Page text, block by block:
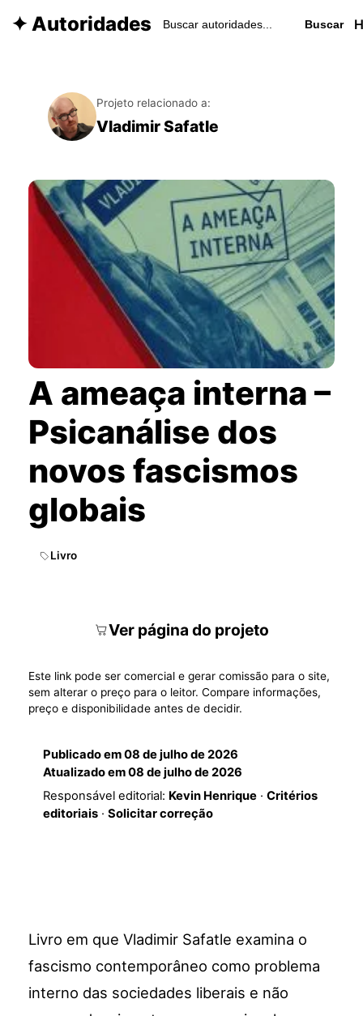
✦ Autoridades Buscar
Projeto relacionado a:
Vladimir Safatle
A ameaça interna –
Psicanálise dos
novos fascismos
globais
Livro
Ver página do projeto
Este link pode ser comercial e gerar comissão para o site,
sem alterar o preço para o leitor. Compare informações,
preço e disponibilidade antes de decidir.
Publicado em08 de julho de 2026
Atualizado em08 de julho de 2026
Responsável editorial: Kevin Henrique· Critérios
editoriais· Solicitar correção
Livro em que Vladimir Safatle examina o
fascismo contemporâneo como problema
interno das sociedades liberais e não